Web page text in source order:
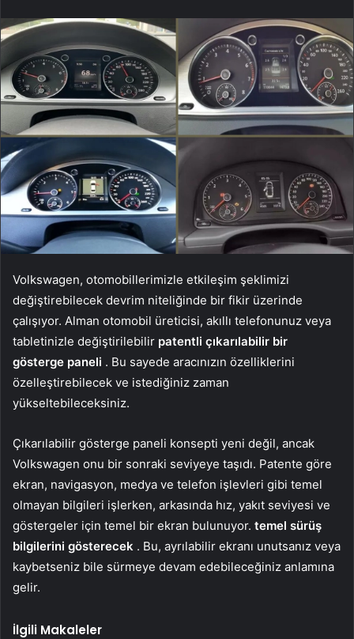
Volkswagen, otomobillerimizle etkileşim şeklimizi
değiştirebilecek devrim niteliğinde bir fikir üzerinde
çalışıyor. Alman otomobil üreticisi, akıllı telefonunuz veya
tabletinizle değiştirilebilir patentli çıkarılabilir bir
gösterge paneli . Bu sayede aracınızın özelliklerini
özelleştirebilecek ve istediğiniz zaman
yükseltebileceksiniz.
Çıkarılabilir gösterge paneli konsepti yeni değil, ancak
Volkswagen onu bir sonraki seviyeye taşıdı. Patente göre
ekran, navigasyon, medya ve telefon işlevleri gibi temel
olmayan bilgileri işlerken, arkasında hız, yakıt seviyesi ve
göstergeler için temel bir ekran bulunuyor. temel sürüş
bilgilerini gösterecek . Bu, ayrılabilir ekranı unutsanız veya
kaybetseniz bile sürmeye devam edebileceğiniz anlamına
gelir.
İlgili Makaleler